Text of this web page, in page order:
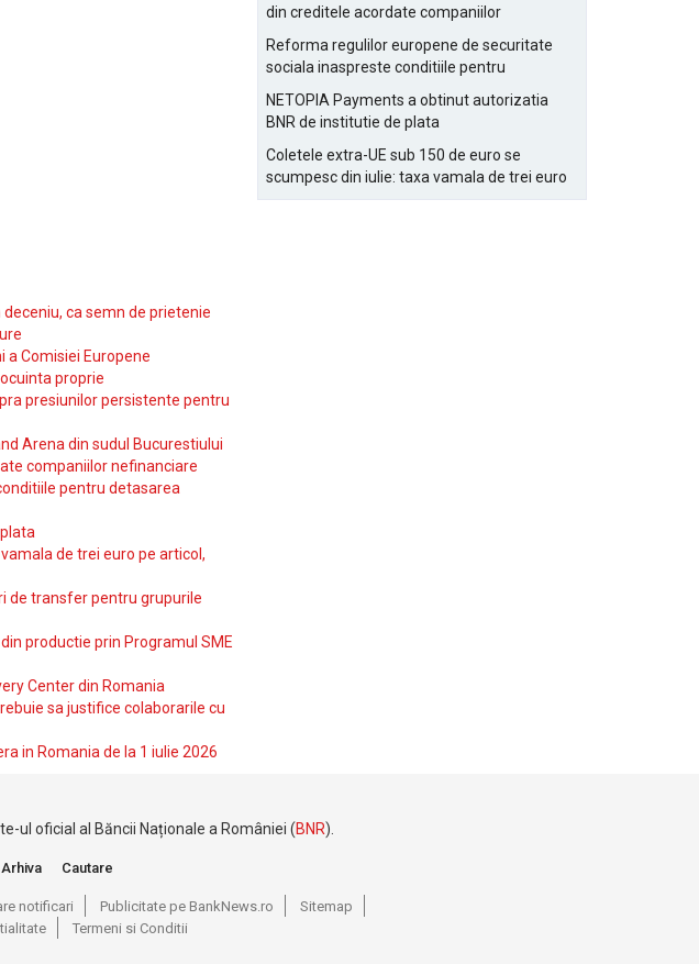
ca semn de prietenie
a Comisiei Europene
proprie
presiunilor persistente pentru
Arena din sudul Bucurestiului
companiilor nefinanciare
pentru detasarea
de trei euro pe articol,
de transfer pentru grupurile
productie prin Programul SME
Center din Romania
sa justifice colaborarile cu
in Romania de la 1 iulie 2026
din creditele acordate companiilor
Reforma regulilor europene de securitate
sociala inaspreste conditiile pentru
NETOPIA Payments a obtinut autorizatia
BNR de institutie de plata
Coletele extra-UE sub 150 de euro se
scumpesc din iulie: taxa vamala de trei euro
pe articol, adaugata la taxa logistica
ul oficial al Băncii Naționale a României (BNR).
Arhiva Cautare
notificari Publicitate pe BankNews.ro
Sitemap
Termeni si Conditii